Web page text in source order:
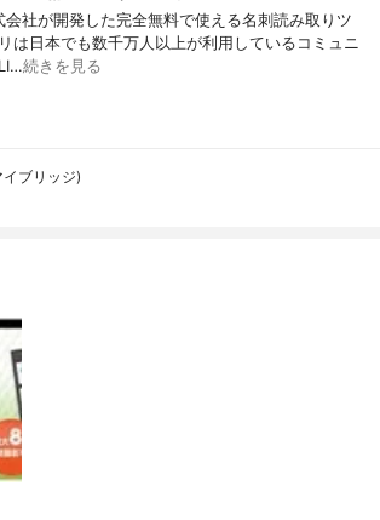
社が開発した完全無料で使える名刺読み取りツ
は日本でも数千万人以上が利用しているコミュニ
続きを見る
ブリッジ)